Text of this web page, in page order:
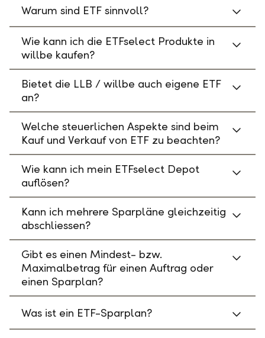
Warum sind ETF sinnvoll?
Wie kann ich die ETFselect Produkte in
willbe kaufen?
Bietet die LLB / willbe auch eigene ETF
an?
Welche steuerlichen Aspekte sind beim
Kauf und Verkauf von ETF zu beachten?
Wie kann ich mein ETFselect Depot
auflösen?
Kann ich mehrere Sparpläne gleichzeitig
abschliessen?
Gibt es einen Mindest- bzw.
Maximalbetrag für einen Auftrag oder
einen Sparplan?
Was ist ein ETF-Sparplan?